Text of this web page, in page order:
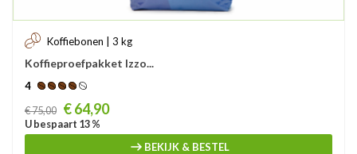
Koffiebonen | 3 kg
Koffieproefpakket Izzo...
4
Prijs
€ 75,00 € 64,90
U bespaart 13 %
BEKIJK & BESTEL